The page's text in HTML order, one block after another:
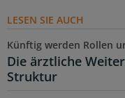
LESEN SIE AUCH
Künftig werden Rollen
Die ärztliche
Struktur